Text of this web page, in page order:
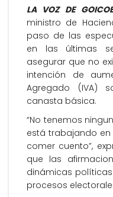
LA VOZ DE
ministro de
paso de las
en las últimas
asegurar que no
intención de
Agregado (IVA)
canasta básica.
“No tenemos
está trabajando en
comer cuento”,
que las
dinámicas
procesos